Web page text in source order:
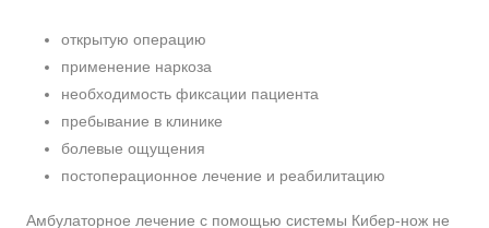
открытую операцию
применение наркоза
необходимость фиксации пациента
пребывание в клинике
болевые ощущения
постоперационное лечение и реабилитацию
Амбулаторное лечение с помощью системы Кибер-нож не